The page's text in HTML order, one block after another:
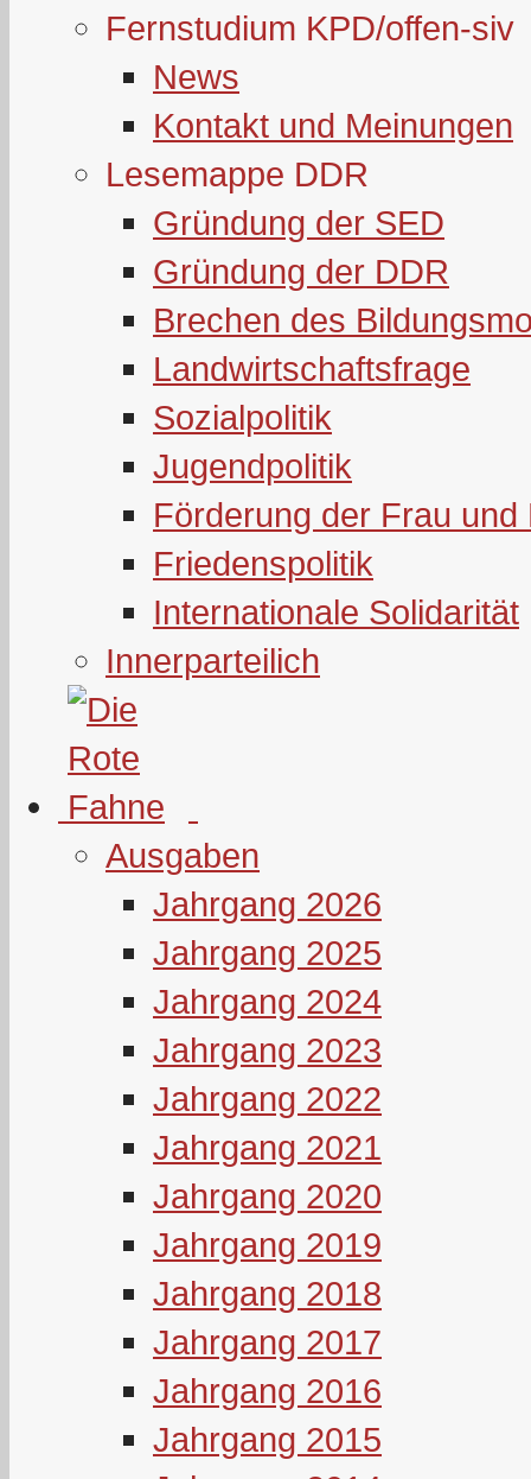
Fernstudium KPD/offen-siv
News
Kontakt und Meinungen
Lesemappe DDR
Gründung der SED
Gründung der DDR
Brechen des
Landwirtschaftsfrage
Sozialpolitik
Jugendpolitik
Förderung der Frau und
Friedenspolitik
Internationale Solidarität
Innerparteilich
Ausgaben
Jahrgang 2026
Jahrgang 2025
Jahrgang 2024
Jahrgang 2023
Jahrgang 2022
Jahrgang 2021
Jahrgang 2020
Jahrgang 2019
Jahrgang 2018
Jahrgang 2017
Jahrgang 2016
Jahrgang 2015